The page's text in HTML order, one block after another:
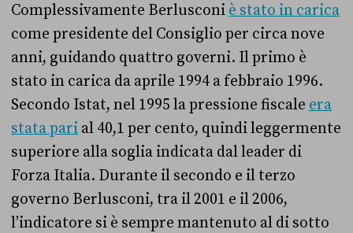
Complessivamente Berlusconi è stato in carica
come presidente del Consiglio per circa nove
anni, guidando quattro governi. Il primo è
stato in carica da aprile 1994 a febbraio 1996.
Secondo Istat, nel 1995 la pressione fiscale era
stata pari al 40,1 per cento, quindi leggermente
superiore alla soglia indicata dal leader di
Forza Italia. Durante il secondo e il terzo
governo Berlusconi, tra il 2001 e il 2006,
l’indicatore si è sempre mantenuto al di sotto